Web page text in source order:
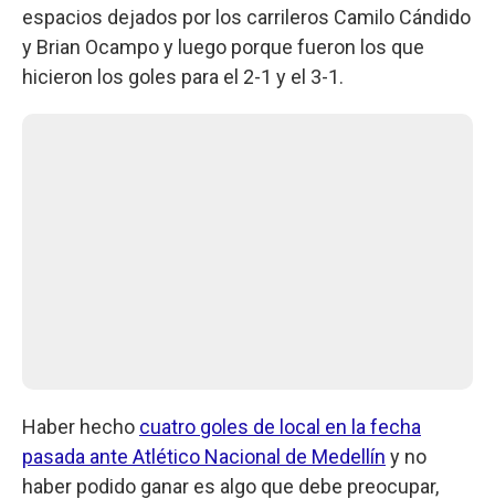
espacios dejados por los carrileros Camilo Cándido
y Brian Ocampo y luego porque fueron los que
hicieron los goles para el 2-1 y el 3-1.
Haber hecho cuatro goles de local en la fecha
pasada ante Atlético Nacional de Medellín y no
haber podido ganar es algo que debe preocupar,